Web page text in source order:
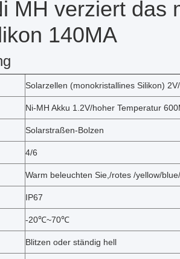
MH verziert das
140MA
Solarzellen (monokristallines Silikon)
Ni-MH Akku 1.2V/hoher Temperatur
Solarstraßen-Bolzen
4/6
Warm beleuchten Sie,/rotes /yellow/
IP67
-20℃~70℃
Blitzen oder ständig hell